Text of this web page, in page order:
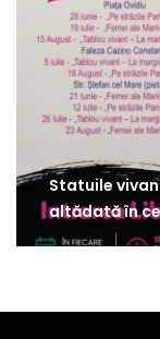
Statuile
altădată în